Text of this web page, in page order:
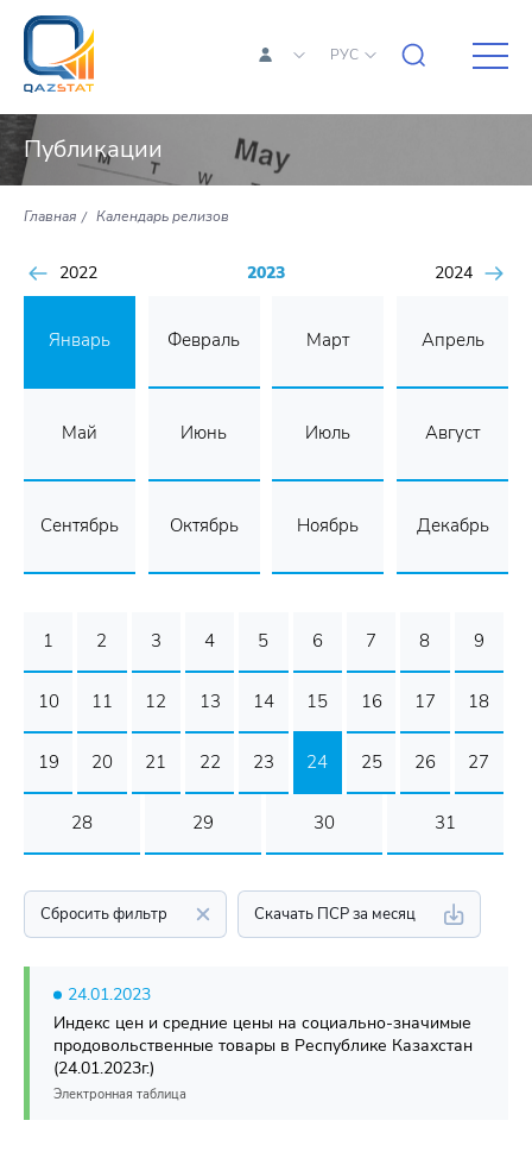
РУС
Публикации
Главная Календарь релизов
2022 2023 2024
Январь Февраль Март Апрель
Май Июнь Июль Август
Сентябрь Октябрь Ноябрь Декабрь
1 2 3 4 5 6 7 8 9
10 11 12 13 14 15 16 17 18
19 20 21 22 23 24 25 26 27
28 29 30 31
Сбросить фильтр Скачать ПСР за месяц
24.01.2023
Индекс цен и средние цены на социально-значимые
продовольственные товары в Республике Казахстан
(24.01.2023г.)
Электронная таблица